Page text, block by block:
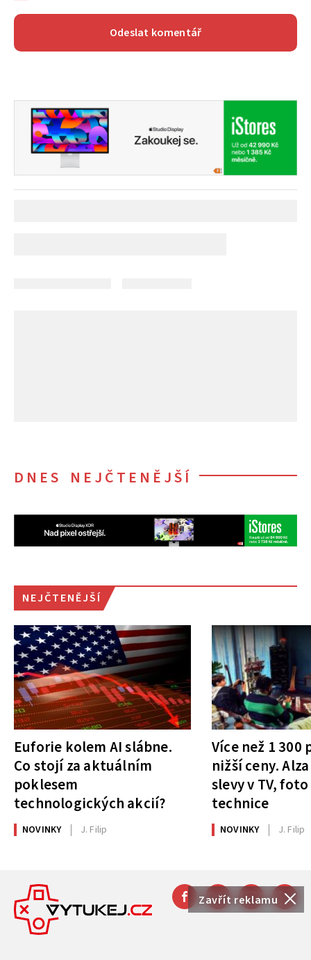
Zavřít reklamu
DNES NEJČTENĚJŠÍ
NEJČTENĚJŠÍ
Euforie kolem AI slábne.
Co stojí za aktuálním
poklesem
technologických akcií?
NOVINKY J. Filip
Více než 1
nižší ceny.
slevy v TV,
technice
NOVINKY J. Filip